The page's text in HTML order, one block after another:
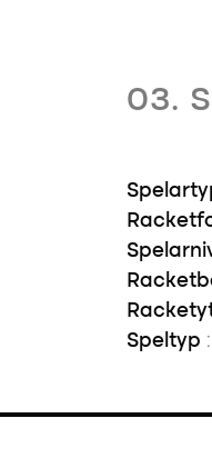
03.
Speltyp